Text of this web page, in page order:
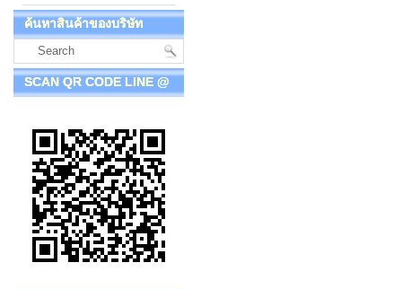
ค้นหาสินค้าของบริษัท
SCAN QR CODE LINE @